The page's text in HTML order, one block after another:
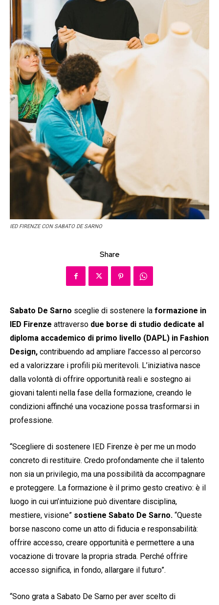
IED FIRENZE CON SABATO DE SARNO
Share
Sabato De Sarno sceglie di sostenere la formazione in
IED Firenze attraverso due borse di studio dedicate al
diploma accademico di primo livello (DAPL) in Fashion
Design, contribuendo ad ampliare l’accesso al percorso
ed a valorizzare i profili più meritevoli. L’iniziativa nasce
dalla volontà di offrire opportunità reali e sostegno ai
giovani talenti nella fase della formazione, creando le
condizioni affinché una vocazione possa trasformarsi in
professione.
“Scegliere di sostenere IED Firenze è per me un modo
concreto di restituire. Credo profondamente che il talento
non sia un privilegio, ma una possibilità da accompagnare
e proteggere. La formazione è il primo gesto creativo: è il
luogo in cui un’intuizione può diventare disciplina,
mestiere, visione” sostiene Sabato De Sarno. “Queste
borse nascono come un atto di fiducia e responsabilità:
offrire accesso, creare opportunità e permettere a una
vocazione di trovare la propria strada. Perché offrire
accesso significa, in fondo, allargare il futuro”.
“Sono grata a Sabato De Sarno per aver scelto di